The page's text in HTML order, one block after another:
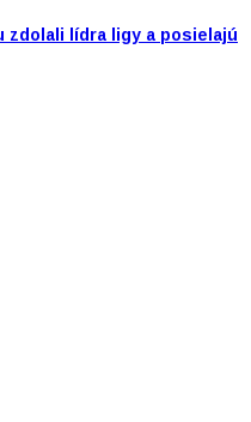
lídra ligy a posielajú